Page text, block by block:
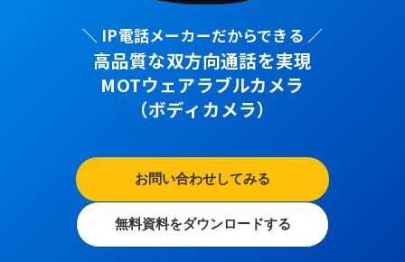
＼ IP電話メーカーだからできる ／
高品質な双方向通話を実現
MOTウェアラブルカメラ
（ボディカメラ）
お問い合わせしてみる
無料資料をダウンロードする